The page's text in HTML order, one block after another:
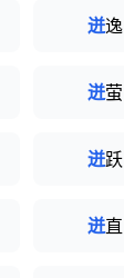
迸逸
迸萤
迸跃
迸直